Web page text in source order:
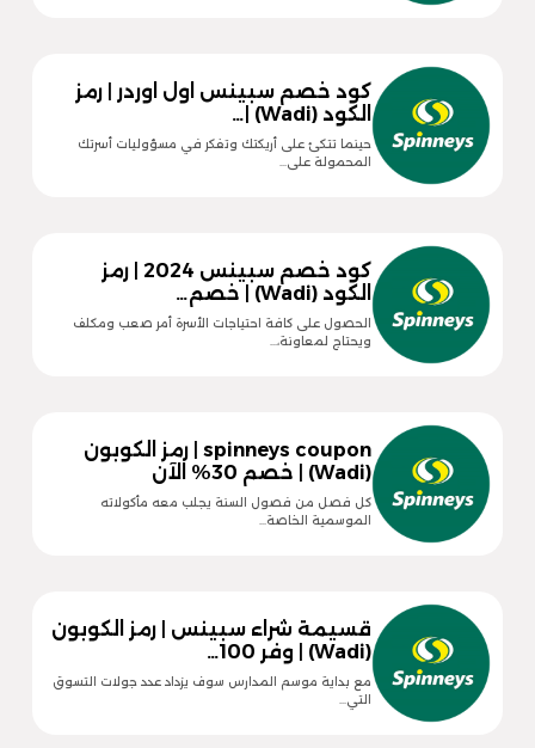
كود خصم سبينس اول اوردر | رمز
الكود (Wadi) |…
حينما تتكئ على أريكتك وتفكر في مسؤوليات أسرتك
المحمولة على…
كود خصم سبينس 2024 | رمز
الكود (Wadi) | خصم…
الحصول على كافة احتياجات الأسرة أمر صعب ومكلف
ويحتاج لمعاونة،…
spinneys coupon | رمز الكوبون
(Wadi) | خصم 30% الآن
كل فصل من فصول السنة يجلب معه مأكولاته
الموسمية الخاصة…
قسيمة شراء سبينس | رمز الكوبون
(Wadi) | وفر 100…
مع بداية موسم المدارس سوف يزداد عدد جولات التسوق
التي…